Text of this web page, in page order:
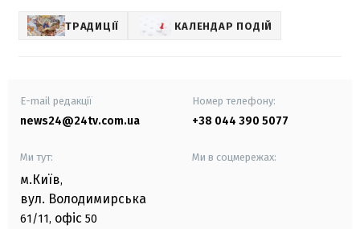
ТРАДИЦІЇ КАЛЕНДАР ПОДІЙ
E-mail редакції
news24@24tv.com.ua
Номер телефону:
+38 044 390 5077
Ми тут:
м.Київ,
вул. Володимирська
61/11, офіс 50
Ми в соцмережах: